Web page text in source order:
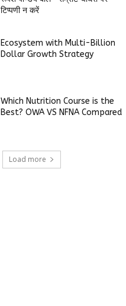
टिप्पणी न करें
Ecosystem with Multi-Billion
Dollar Growth Strategy
Which Nutrition Course is the
Best? OWA VS NFNA Compared
Load more